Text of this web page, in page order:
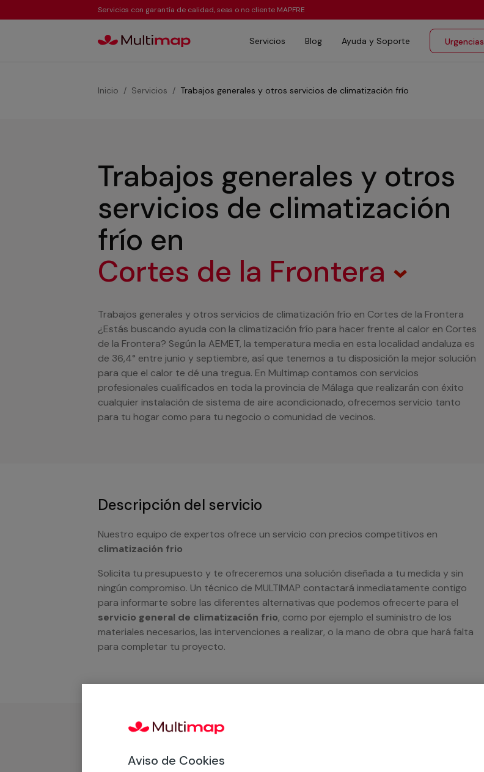
Servicios con garantía de calidad, seas o no cliente MAPFRE
Servicios Blog Ayuda y Soporte Urgencias
Inicio Servicios Trabajos generales y otros servicios de climatización frío
Trabajos generales y otros
servicios de climatización
frío en
Cortes de la Frontera
Trabajos generales y otros servicios de climatización frío en Cortes de la Frontera
¿Estás buscando ayuda con la climatización frío para hacer frente al calor en Cortes
de la Frontera? Según la AEMET, la temperatura media en esta localidad andaluza es
de 36,4° entre junio y septiembre, así que tenemos a tu disposición la mejor solución
para que el calor te dé una tregua. En Multimap contamos con servicios
profesionales cualificados en toda la provincia de Málaga que realizarán con éxito
cualquier instalación de sistema de aire acondicionado, ofrecemos servicio tanto
para tu hogar como para tu negocio o comunidad de vecinos.
Descripción del servicio
Nuestro equipo de expertos ofrece un servicio con precios competitivos en
climatización frio
Solicita tu presupuesto y te ofreceremos una solución diseñada a tu medida y sin
ningún compromiso. Un técnico de MULTIMAP contactará inmediatamente contigo
para informarte sobre las diferentes alternativas que podemos ofrecerte para el
servicio general de climatización frio, como por ejemplo el suministro de los
materiales necesarios, las intervenciones a realizar, o la mano de obra que hará falta
para completar tu proyecto.
Aviso de Cookies